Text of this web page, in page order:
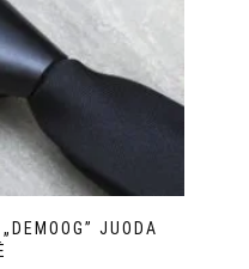
JUODA